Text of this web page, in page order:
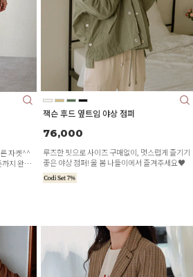
자켓^^
지 완벽
잭슨 후드 옆트임 야상 점퍼
76,000
루즈한 핏으로 사이즈 구매없이, 멋스럽게 즐기기
좋은 야상 점퍼! 올 봄 나들이에서 즐겨주세요♥